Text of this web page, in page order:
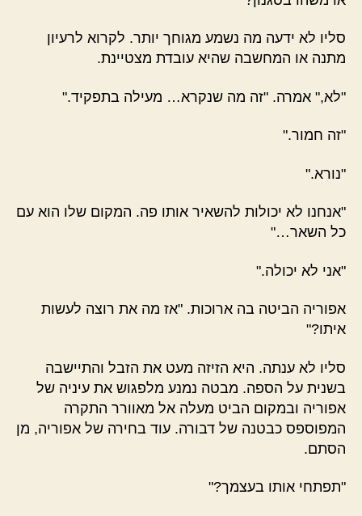
סליו לא ידעה מה נשמע מגוחך יותר. לקרוא לרעיון
מתנה או המחשבה שהיא עובדת מצטיינת.
"לא," אמרה. "זה מה שנקרא… מעילה בתפקיד."
"זה חמור."
"נורא."
"אנחנו לא יכולות להשאיר אותו פה. המקום שלו הוא עם
כל השאר…"
"אני לא יכולה."
אפוריה הביטה בה ארוכות. "אז מה את רוצה לעשות
איתו?"
סליו לא ענתה. היא הזיזה מעט את הזבל והתיישבה
בשנית על הספה. מבטה נמנע מלפגוש את עיניה של
אפוריה ובמקום הביט מעלה אל מאוורר התקרה
המפוספס כבטנה של דבורה. עוד בחירה של אפוריה, מן
הסתם.
"תפתחי אותו בעצמך?"